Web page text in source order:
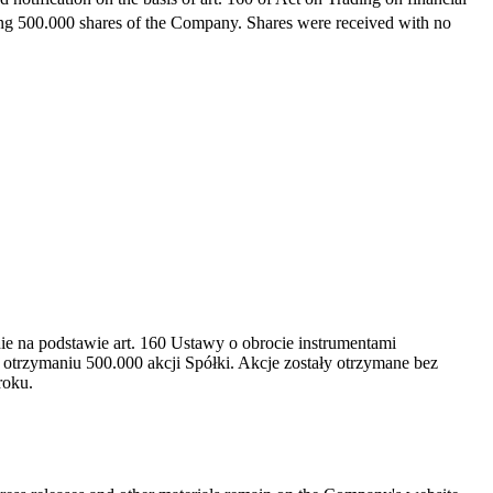
500.000 shares of the Company. Shares were received with no
na podstawie art. 160 Ustawy o obrocie instrumentami
500.000 akcji Spółki. Akcje zostały otrzymane bez